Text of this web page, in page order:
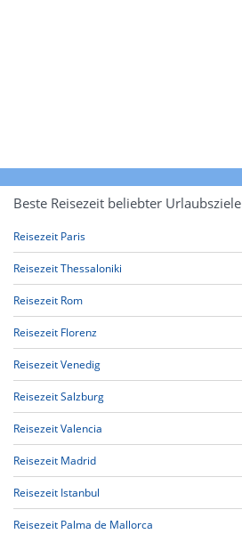
Beste Reisezeit beliebter Urlaubsziele
Reisezeit Paris
Reisezeit Thessaloniki
Reisezeit Rom
Reisezeit Florenz
Reisezeit Venedig
Reisezeit Salzburg
Reisezeit Valencia
Reisezeit Madrid
Reisezeit Istanbul
Reisezeit Palma de Mallorca